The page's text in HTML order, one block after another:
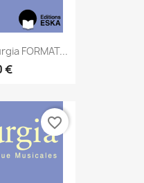
FORMAT...
€
favorite_border